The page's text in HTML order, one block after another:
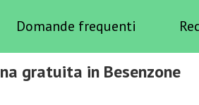
Domande frequenti
gratuita in Besenzone